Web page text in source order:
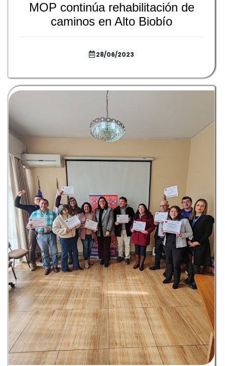
MOP continúa rehabilitación de
caminos en Alto Biobío
28/06/2023